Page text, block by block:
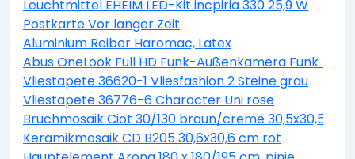
Leuchtmittel EHEIM LED-Kit incpiria 330 25,9 W
Postkarte Vor langer Zeit
Aluminium Reiber Haromac, Latex
Abus OneLook Full HD Funk-Außenkamera Funk
Vliestapete 36620-1 Vliesfashion 2 Steine grau
Vliestapete 36776-6 Character Uni rose
Bruchmosaik Ciot 30/130 braun/creme 30,5x30,5 cm
Keramikmosaik CD B205 30,6x30,6 cm rot